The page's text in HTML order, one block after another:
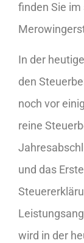
finden Sie
In der
den
noch vor
reine
und das
wird in der